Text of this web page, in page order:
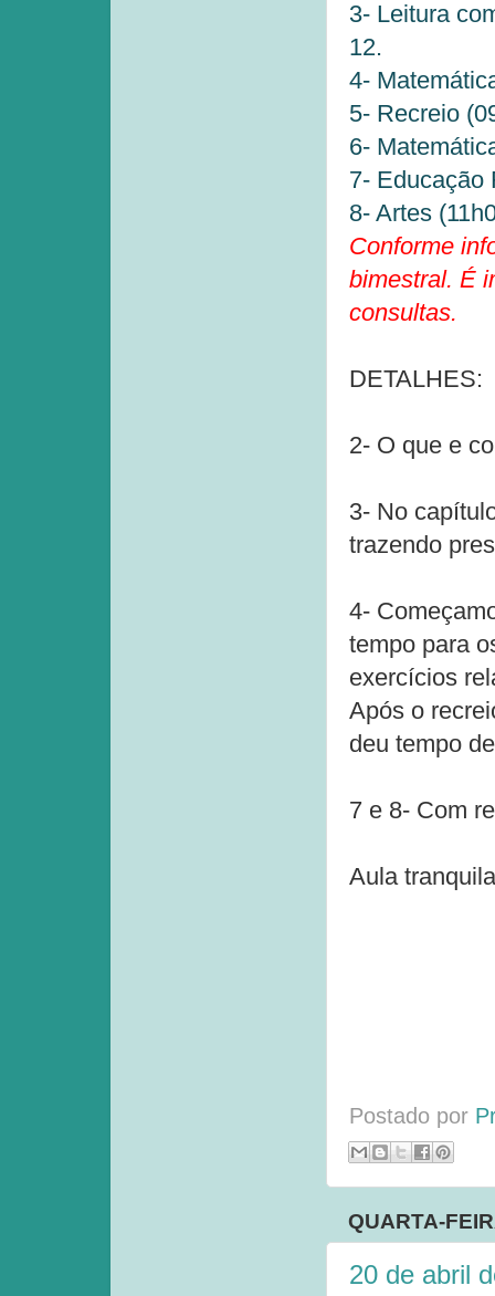
3- Leitura
12.
4-
5- Recreio
6-
7- Educação
8- Artes
Conforme
bimestral. É
consultas.
DETALHES:
2- O que e
3- No
trazendo
4-
tempo para
exercícios
Após o
deu tempo
7 e 8- Com
Aula
Postado por
QUARTA-
20 de abril